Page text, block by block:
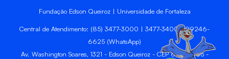
Fundação Edson Queiroz | Universidade de Fortaleza
Central de Atendimento: (85) 3477-3000 | 3477-3400 | 99246-
6625 (WhatsApp)
Av. Washington Soares, 1321 - Edson Queiroz - CEP 60811-905 -